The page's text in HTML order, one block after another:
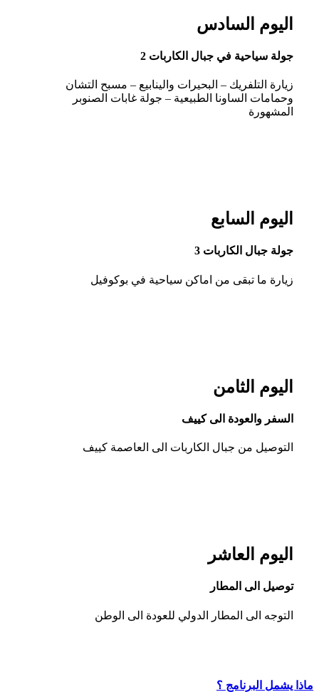
اليوم السادس
جولة سياحية في جبال الكاربات 2
زيارة التلفريك – البحيرات والينابيع – مسبح التشان
وحمامات الساونا الطبيعية – جولة غابات الصنوبر
المشهورة
اليوم السابع
جولة جبال الكاربات 3
زيارة ما تبقى من اماكن سياحية في بوكوفيل
اليوم الثامن
السفر والعودة الى كييف
التوصيل من جبال الكاربات الى العاصمة كييف
اليوم العاشر
توصيل الى المطار
التوجه الى المطار الدولي للعودة الى الوطن
ماذا يشمل البرنامج ؟